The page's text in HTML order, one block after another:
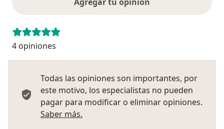
Agregar tu opinión
4 opiniones
Todas las opiniones son importantes, por
este motivo, los especialistas no pueden
pagar para modificar o eliminar opiniones.
Saber más.